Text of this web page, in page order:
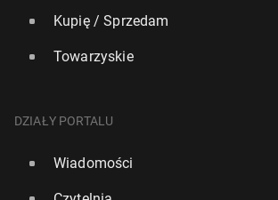
Kupię / Sprzedam
Towarzyskie
DZIAŁY PORTALU
Wiadomości